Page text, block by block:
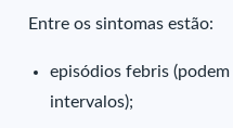
Entre os sintomas estão:
episódios febris
intervalos);